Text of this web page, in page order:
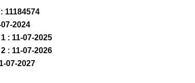
11184574
2024
: 11-07-2025
: 11-07-2026
07-2027